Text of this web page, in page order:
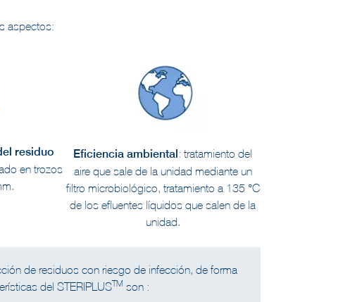
aspectos:
residuo
en trozos
Eficiencia ambiental: tratamiento del
aire que sale de la unidad mediante un
filtro microbiológico, tratamiento a 135 °C
de los efluentes líquidos que salen de la
unidad.
de residuos con riesgo de infección, de forma
del STERIPLUSTM son :